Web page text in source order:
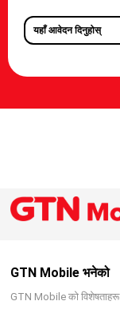
यहाँ आवेदन दिनुहोस्
GTN Mobile भनेको
GTN Mobile को विशेषताहरू